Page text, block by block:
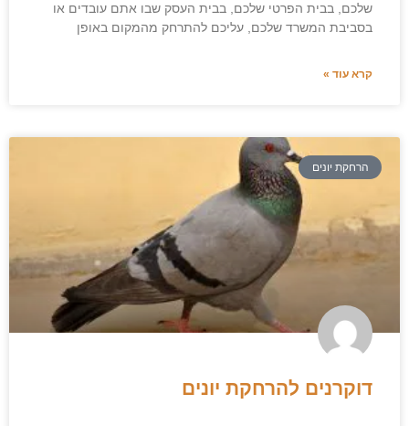
שלכם, בבית הפרטי שלכם, בבית העסק שבו אתם עובדים או
בסביבת המשרד שלכם, עליכם להתרחק מהמקום באופן
קרא עוד »
הרחקת יונים
דוקרנים להרחקת יונים